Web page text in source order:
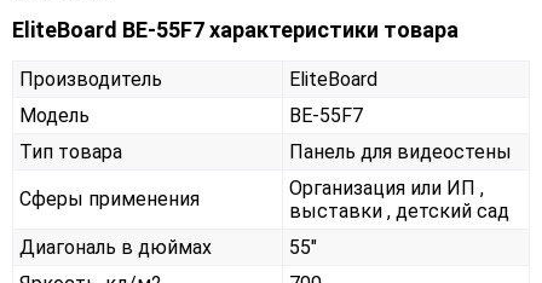
EliteBoard BE-55F7 характеристики товара
Производитель
EliteBoard
Модель
BE-55F7
Тип товара
Панель для видеостены
Сферы применения
Организация или ИП ,
выставки , детский сад
Диагональ в дюймах
55"